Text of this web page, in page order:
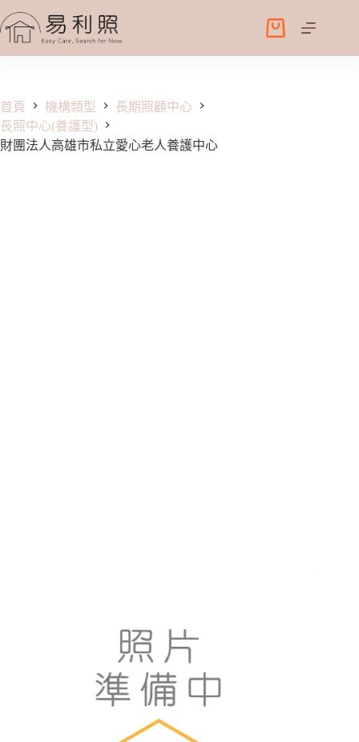
至
容
購
物
首頁 機構類型
長期照顧中心
長照中心(養護型)
財團法人高雄市私立愛心老人養護中心